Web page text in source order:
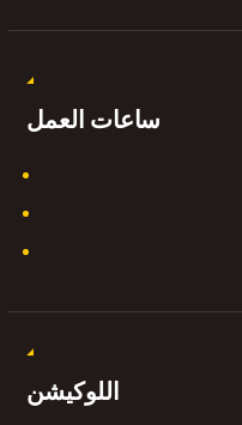
ساعات العمل
اللوكيشن